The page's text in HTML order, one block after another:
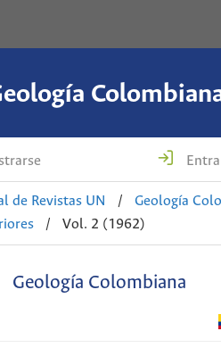
de Revistas UN /
Geología
/ Vol. 2 (1962)
Geología Colombiana